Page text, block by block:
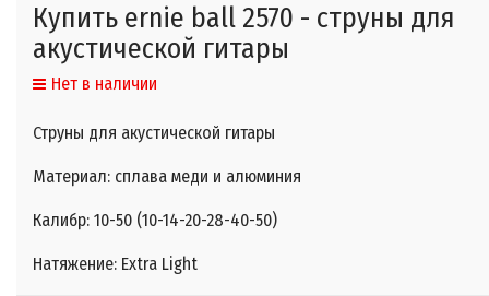
Купить ernie ball 2570 - струны для
акустической гитары
Нет в наличии
Струны для акустической гитары
Материал: сплава меди и алюминия
Калибр: 10-50 (10-14-20-28-40-50)
Натяжение: Extra Light